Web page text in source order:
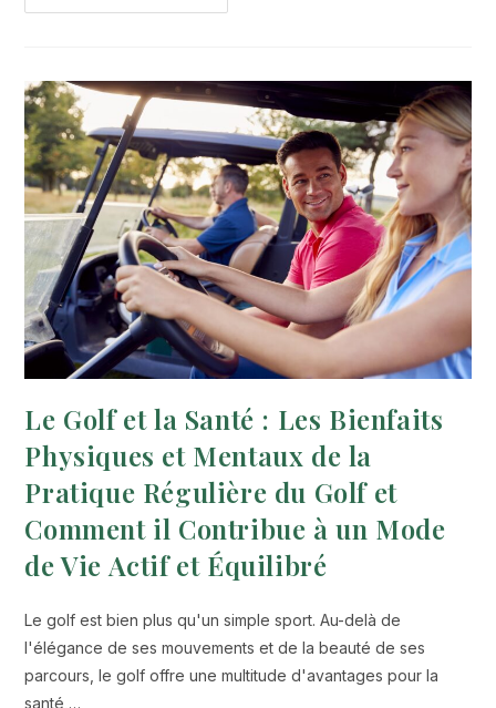
Le Golf et la Santé : Les Bienfaits
Physiques et Mentaux de la
Pratique Régulière du Golf et
Comment il Contribue à un Mode
de Vie Actif et Équilibré
Le golf est bien plus qu'un simple sport. Au-delà de
l'élégance de ses mouvements et de la beauté de ses
parcours, le golf offre une multitude d'avantages pour la
santé,…